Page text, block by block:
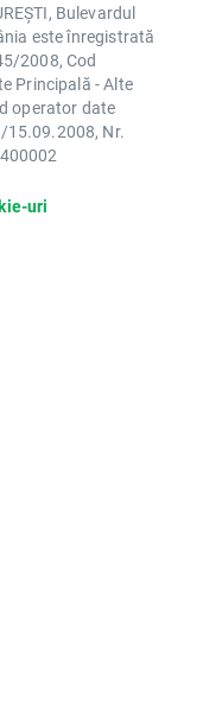
Bulevardul
este înregistrată
2008, Cod
Principală - Alte
operator date
15.09.2008, Nr.
uri